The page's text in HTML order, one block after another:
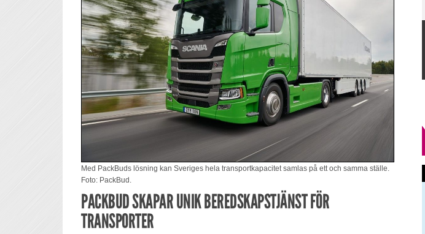
Med PackBuds lösning kan Sveriges hela transportkapacitet samlas på ett och samma ställe.
Foto: PackBud.
PACKBUD SKAPAR UNIK BEREDSKAPSTJÄNST FÖR
TRANSPORTER